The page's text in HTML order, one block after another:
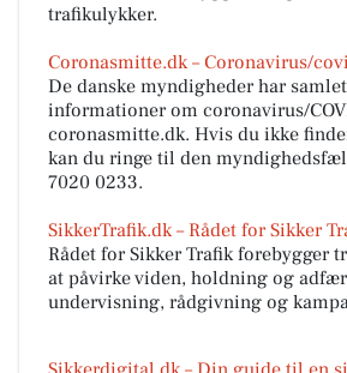
trafikulykker.
Coronasmitte.dk – Coronavirus/
De danske myndigheder har
informationer om coronavirus/
coronasmitte.dk. Hvis du ikke
kan du ringe til den
7020 0233.
SikkerTrafik.dk – Rådet for Sikker
Rådet for Sikker Trafik forebygger
at påvirke viden, holdning og
undervisning, rådgivning og